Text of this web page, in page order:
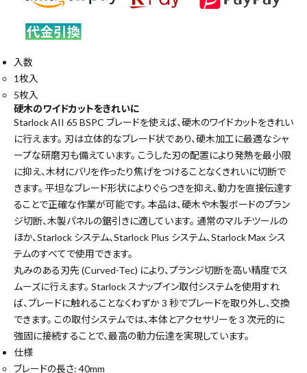
入数
1枚入
5枚入
硬木のワイドカットをきれいに
Starlock AII 65 BSPC ブレードを使えば、硬木のワイドカットをきれい
に行えます。 刃は立体的なブレード状であり、硬木加工に最適なシャ
ープな研磨刃も備えています。 こうした刃の配置により発熱を最小限
に抑え、木材にバリを作ったり焦げをつけることなくきれいに切断で
きます。 平坦なブレード形状によりぐらつきを抑え、動力を直接伝達す
ることで正確な作業が可能です。 本品は、硬木や木製ボードのプラン
ジ切断、木製パネルの鋸引きに適しています。 通常のマルチツールの
ほか、Starlock システム、Starlock Plus システム、Starlock Max シス
テムのすべてで使用できます。
丸みのある刃先 (Curved-Tec) により、プランジ切断を高い精度でス
ムーズに行えます。 Starlock スナップイン取付システムを使用すれ
ば、ブレードに触れることなくわずか 3 秒でブレードを取り外し、交換
できます。 この取付システムでは、本体とアクセサリーを 3 次元的に
強固に接続することで、最高の動力伝達を実現しています。
仕様
ブレードの長さ: 40mm